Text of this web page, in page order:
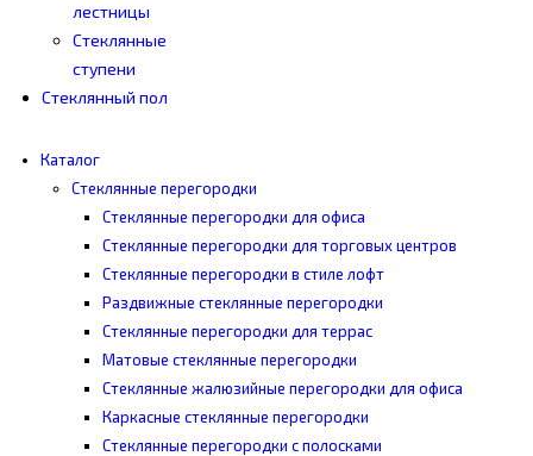
лестницы
Стеклянные
ступени
Стеклянный пол
Каталог
Cтеклянные перегородки
Стеклянные перегородки для офиса
Стеклянные перегородки для торговых центров
Стеклянные перегородки в стиле лофт
Раздвижные стеклянные перегородки
Стеклянные перегородки для террас
Матовые стеклянные перегородки
Стеклянные жалюзийные перегородки для офиса
Каркасные стеклянные перегородки
Стеклянные перегородки с полосками